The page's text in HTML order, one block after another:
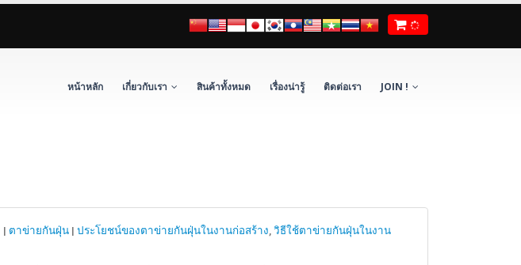
หน้าหลัก เกี่ยวกับเรา สินค้าทั้งหมด เรื่องน่ารู้ ติดต่อเรา JOIN !
| ตาข่ายกันฝุ่น | ประโยชน์ของตาข่ายกันฝุ่นในงานก่อสร้าง วิธีใช้ตาข่ายกันฝุ่นในงาน